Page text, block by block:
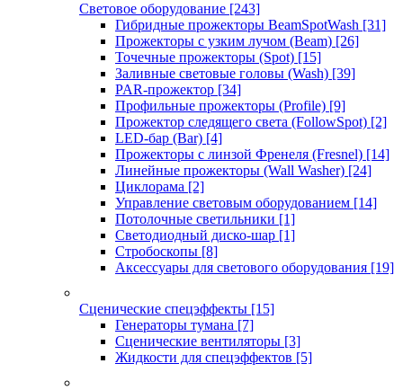
Световое оборудование [243]
Гибридные прожекторы BeamSpotWash [31]
Прожекторы с узким лучом (Beam) [26]
Точечные прожекторы (Spot) [15]
Заливные световые головы (Wash) [39]
PAR-прожектор [34]
Профильные прожекторы (Profile) [9]
Прожектор следящего света (FollowSpot) [2]
LED-бар (Bar) [4]
Прожекторы с линзой Френеля (Fresnel) [14]
Линейные прожекторы (Wall Washer) [24]
Циклорама [2]
Управление световым оборудованием [14]
Потолочные светильники [1]
Светодиодный диско-шар [1]
Стробоскопы [8]
Аксессуары для светового оборудования [19]
Сценические спецэффекты [15]
Генераторы тумана [7]
Сценические вентиляторы [3]
Жидкости для спецэффектов [5]